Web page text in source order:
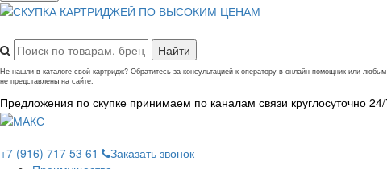
Не нашли в каталоге свой картридж? Обратитесь за консультацией к оператору в онлайн помощник или
не представлены на сайте.
Предложения по скупке принимаем по каналам связи круглосуточно
+7 (916) 717 53 61
Заказать звонок